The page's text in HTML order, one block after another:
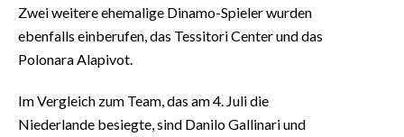
Zwei weitere ehemalige Dinamo-Spieler wurden
ebenfalls einberufen, das Tessitori Center und das
Polonara Alapivot.
Im Vergleich zum Team, das am 4. Juli die
Niederlande besiegte, sind Danilo Gallinari und